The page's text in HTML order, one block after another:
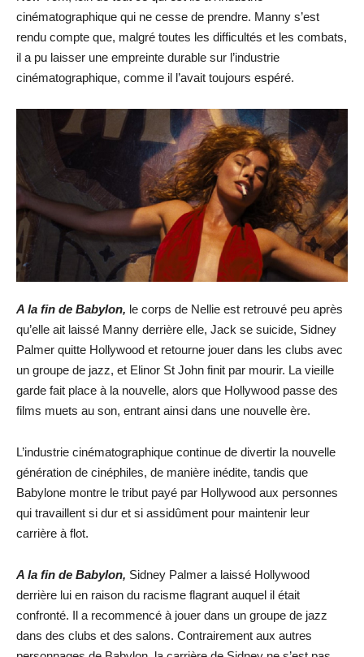
cinématographique qui ne cesse de prendre. Manny s’est
rendu compte que, malgré toutes les difficultés et les combats,
il a pu laisser une empreinte durable sur l’industrie
cinématographique, comme il l’avait toujours espéré.
A la fin de Babylon, le corps de Nellie est retrouvé peu après
qu’elle ait laissé Manny derrière elle, Jack se suicide, Sidney
Palmer quitte Hollywood et retourne jouer dans les clubs avec
un groupe de jazz, et Elinor St John finit par mourir. La vieille
garde fait place à la nouvelle, alors que Hollywood passe des
films muets au son, entrant ainsi dans une nouvelle ère.
L’industrie cinématographique continue de divertir la nouvelle
génération de cinéphiles, de manière inédite, tandis que
Babylone montre le tribut payé par Hollywood aux personnes
qui travaillent si dur et si assidûment pour maintenir leur
carrière à flot.
A la fin de Babylon, Sidney Palmer a laissé Hollywood
derrière lui en raison du racisme flagrant auquel il était
confronté. Il a recommencé à jouer dans un groupe de jazz
dans des clubs et des salons. Contrairement aux autres